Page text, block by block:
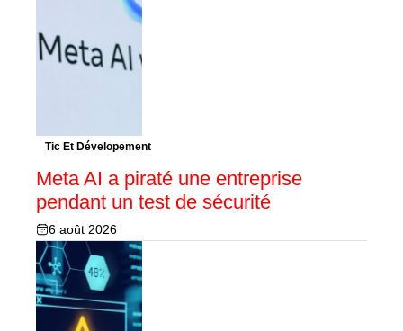
Tic Et Dévelopement
Meta AI a piraté une entreprise
pendant un test de sécurité
6 août 2026